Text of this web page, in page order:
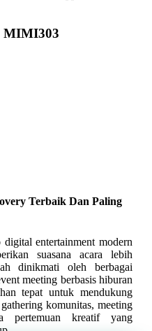
MIMI303
Terbaik Dan Paling
digital entertainment modern
suasana acara lebih
dinikmati oleh berbagai
meeting berbasis hiburan
tepat untuk mendukung
komunitas, meeting
pertemuan kreatif yang